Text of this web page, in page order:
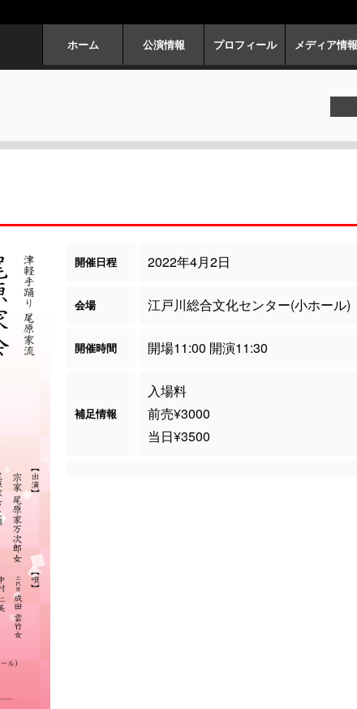
ホーム 公演情報 プロフィール メディア情報
開催日程 2022年4月2日
会場 江戸川総合文化センター(小ホール)
開催時間 開場11:00 開演11:30
補足情報
入場料
前売¥3000
当日¥3500